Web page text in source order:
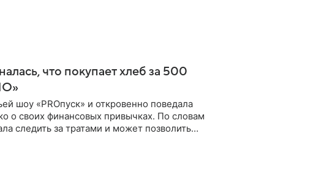
что покупает хлеб за 500
шоу «PROпуск» и откровенно поведала
о своих финансовых привычках. По словам
следить за тратами и может позволить